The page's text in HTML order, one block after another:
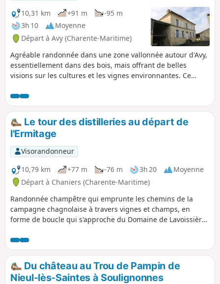
10,31 km
+91 m
-95 m
3h 10
Moyenne
Départ à Avy (Charente-Maritime)
Agréable randonnée dans une zone vallonnée autour d'Avy,
essentiellement dans des bois, mais offrant de belles
visions sur les cultures et les vignes environnantes. Ce
nature et permet de découvrir également quelques beaux
exemples du bâti de Saintonge.
Le tour des distilleries au départ de
l'Ermitage
Visorandonneur
10,79 km
+77 m -76 m 3h 20
Moyenne
Départ à Chaniers (Charente-Maritime)
Randonnée champêtre qui emprunte les chemins de la
campagne chagnolaise à travers vignes et champs, en
forme de boucle qui s'approche du Domaine de Lavoissière
de la visiter, pour ensuite se diriger vers le Domaine de
Nancrevant à l'Ouest où vous pouvez également vous
arrêter.Du château au Trou de Pampin de
Nieul-lès-Saintes à Soulignonnes